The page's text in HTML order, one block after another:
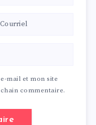
mail et mon site
commentaire.